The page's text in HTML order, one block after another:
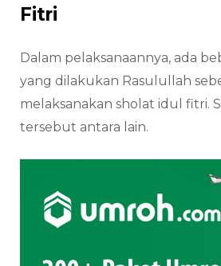
Fitri
Dalam pelaksanaannya, ada
yang dilakukan Rasulullah
melaksanakan sholat idul fitri.
tersebut antara lain.